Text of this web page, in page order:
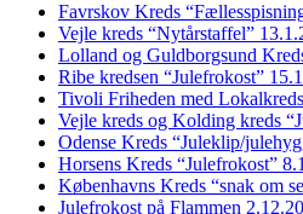
Favrskov Kreds
Vejle kreds “Nytårstaffel”
Lolland og Guldborgsund
Ribe kredsen “Julefrokost”
Tivoli Friheden med
Vejle kreds og Kolding kreds
Odense Kreds “Juleklip/
Horsens Kreds “Julefrokost”
Københavns Kreds “snak om
Julefrokost på Flammen